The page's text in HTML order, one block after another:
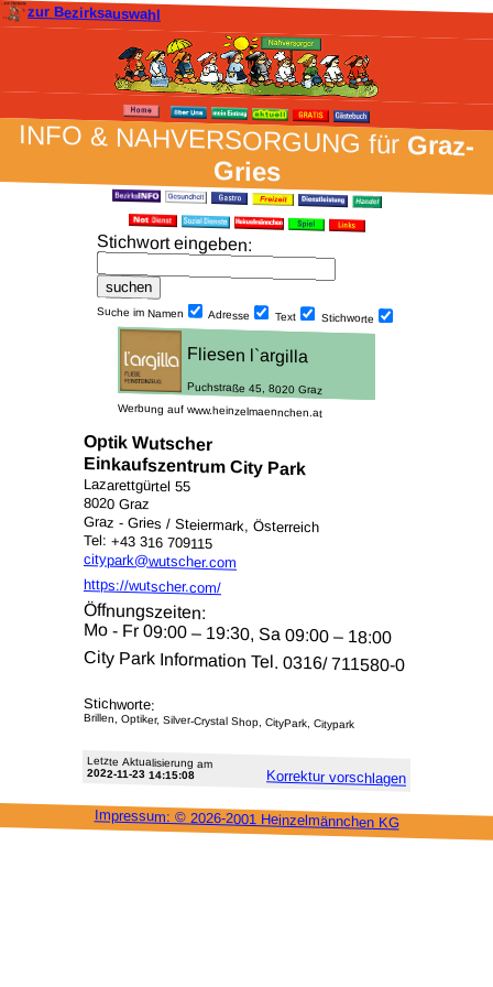
zur Bezirksauswahl
INFO & NAH­VER­SORG­UNG fürGraz-
Gries
Stich­wort ein­geben:
Suche im Namen Adresse Text Stich­worte
Werbung auf www.heinzelmaennchen.at
Optik Wutscher
Einkaufszentrum City Park
Lazarettgürtel 55
8020 Graz
Graz - Gries / Steiermark, Österreich
Tel: +43 316 709115
citypark@wutscher.com
https://wutscher.com/
Öffnungszeiten:
Mo - Fr 09:00 – 19:30, Sa 09:00 – 18:00
City Park Information Tel. 0316/ 711580-0
Stichworte:
Brillen, Optiker, Silver-Crystal Shop, CityPark, Citypark
Letzte Aktu­alisie­rung am
2022-11-23 14:15:08 Korrektur vor­schlagen
Impressum: © 2026-2001 Heinzel­männchen KG